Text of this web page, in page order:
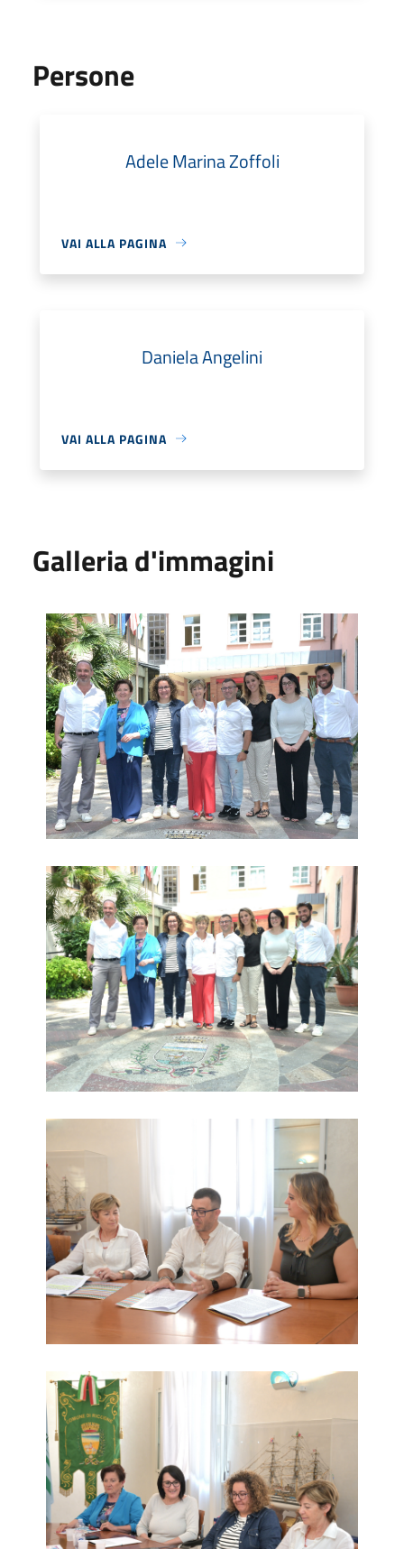
Persone
Adele Marina Zoffoli
VAI ALLA PAGINA
Daniela Angelini
VAI ALLA PAGINA
Galleria d'immagini
Dade alla ricerca del Delfino Magico
Dade alla ricerca del Delfino Magico
Dade alla ricerca del Delfino Magico
Dade alla ricerca del Delfino Magico